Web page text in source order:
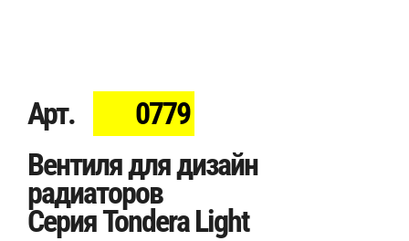
Арт.
0779
Вентиля для дизайн
радиаторов
Серия Tondera Light